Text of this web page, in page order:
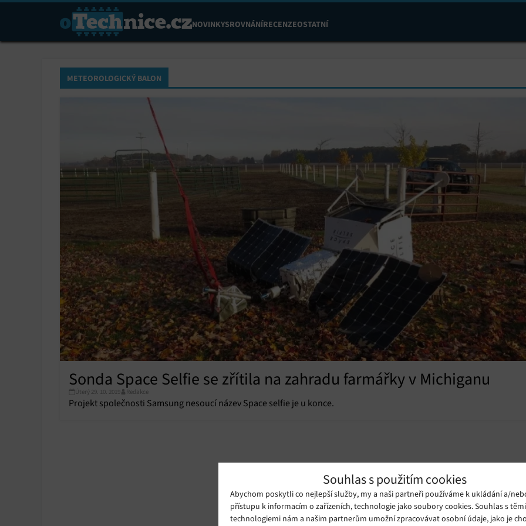
Souhlas s použitím cookies
Abychom poskytli co nejlepší služby, my a naši partneři používáme k ukládání a/
přístupu k informacím o zařízeních, technologie jako soubory cookies. Souhlas s
technologiemi nám a našim partnerům umožní zpracovávat osobní údaje, jako je
NOVINKYSROVNÁNÍRECENZEOSTATNÍ
METEOROLOGICKÝ BALON
Sonda Space Selfie se zřítila na zahradu farmářky v Michiganu
Úterý 29. 10. 2019 Redakce
Projekt společnosti Samsung nesoucí název Space selfie je u konce.